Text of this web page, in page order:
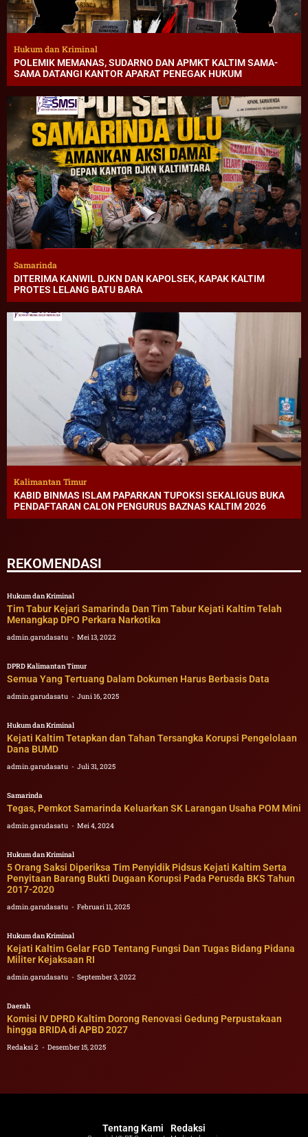
Hukum dan Kriminal
POLEMIK MEMANAS, SUDARNO DAN APMKT KALTIM SAMA-
SAMA DATANGI KANTOR APARAT PENEGAK HUKUM
Samarinda
DITERIMA KANWIL DJKN DAN KAPOLSEK, KAPAK KALTIM
PROTES LELANG BATU BARA
Kalimantan Timur
KABID BINMAS ISLAM PAPARKAN TUPOKSI SEKALIGUS BUKA
PENDAFTARAN CALON PENGURUS BAZNAS KALTIM 2026
REKOMENDASI
Hukum dan Kriminal
Tim Tabur Kejari Samarinda Dan Tim Tabur Kejati Kaltim Telah
Menangkap DPO Perkara Narkotika
admin.garudasatu Mei 13, 2022
DPRD Kalimantan Timur
Semua Yang Tertuang Dalam Dokumen Harus Berbasis Data
admin.garudasatu Juni 16, 2025
Hukum dan Kriminal
Kejati Kaltim Tetapkan dan Tahan Tersangka Korupsi Pengelolaan
Dana BUMD
admin.garudasatu Juli 31, 2025
Samarinda
Tegas, Pemkot Samarinda Keluarkan SK Larangan Usaha POM Mini
admin.garudasatu Mei 4, 2024
Hukum dan Kriminal
5 Orang Saksi Diperiksa Tim Penyidik Pidsus Kejati Kaltim Serta
Penyitaan Barang Bukti Dugaan Korupsi Pada Perusda BKS Tahun
2017-2020
admin.garudasatu Februari 11, 2025
Hukum dan Kriminal
Kejati Kaltim Gelar FGD Tentang Fungsi Dan Tugas Bidang Pidana
Militer Kejaksaan RI
admin.garudasatu September 3, 2022
Daerah
Komisi IV DPRD Kaltim Dorong Renovasi Gedung Perpustakaan
hingga BRIDA di APBD 2027
Redaksi 2 Desember 15, 2025
Tentang Kami Redaksi